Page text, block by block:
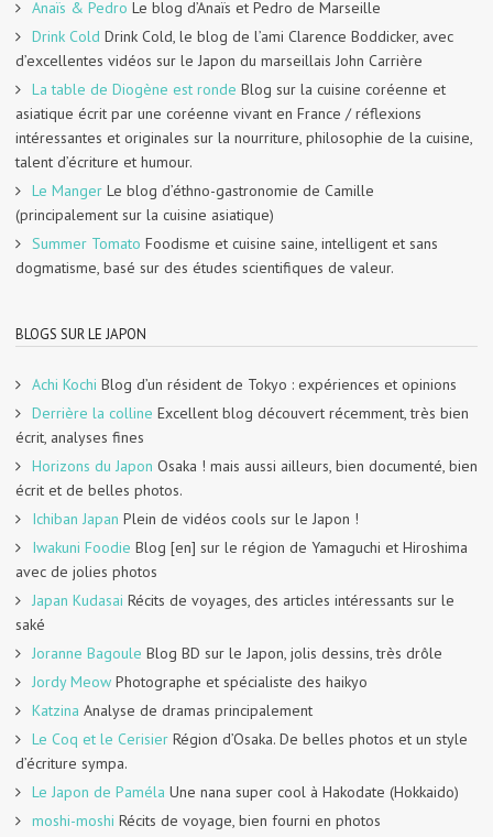
Anaïs & Pedro Le blog d’Anaïs et Pedro de Marseille
Drink Cold Drink Cold, le blog de l’ami Clarence Boddicker, avec
d’excellentes vidéos sur le Japon du marseillais John Carrière
La table de Diogène est ronde Blog sur la cuisine coréenne et
asiatique écrit par une coréenne vivant en France / réflexions
intéressantes et originales sur la nourriture, philosophie de la cuisine,
talent d’écriture et humour.
Le Manger Le blog d’éthno-gastronomie de Camille
(principalement sur la cuisine asiatique)
Summer Tomato Foodisme et cuisine saine, intelligent et sans
dogmatisme, basé sur des études scientifiques de valeur.
BLOGS SUR LE JAPON
Achi Kochi Blog d’un résident de Tokyo : expériences et opinions
Derrière la colline Excellent blog découvert récemment, très bien
écrit, analyses fines
Horizons du Japon Osaka ! mais aussi ailleurs, bien documenté, bien
écrit et de belles photos.
Ichiban Japan Plein de vidéos cools sur le Japon !
Iwakuni Foodie Blog [en] sur le région de Yamaguchi et Hiroshima
avec de jolies photos
Japan Kudasai Récits de voyages, des articles intéressants sur le
saké
Joranne Bagoule Blog BD sur le Japon, jolis dessins, très drôle
Jordy Meow Photographe et spécialiste des haikyo
Katzina Analyse de dramas principalement
Le Coq et le Cerisier Région d’Osaka. De belles photos et un style
d’écriture sympa.
Le Japon de Paméla Une nana super cool à Hakodate (Hokkaido)
moshi-moshi Récits de voyage, bien fourni en photos